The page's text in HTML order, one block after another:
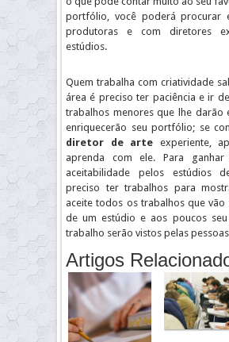
portfólio, você poderá procurar
produtoras e com diretores
estúdios.
Quem trabalha com criatividade
área é preciso ter paciência e ir
trabalhos menores que lhe darão
enriquecerão seu portfólio; se
diretor de arte experiente,
aprenda com ele. Para ganhar
aceitabilidade pelos estúdios
preciso ter trabalhos para
aceite todos os trabalhos que
de um estúdio e aos poucos
trabalho serão vistos pelas
Artigos